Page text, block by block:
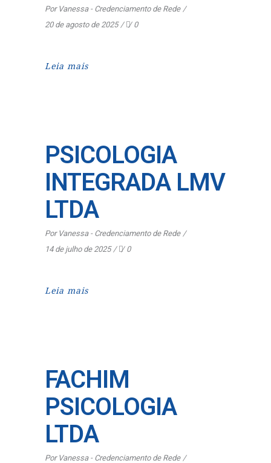
Por Vanessa - Credenciamento de Rede
20 de agosto de 2025
0
Leia mais
PSICOLOGIA
INTEGRADA LMV
LTDA
Por Vanessa - Credenciamento de Rede
14 de julho de 2025
0
Leia mais
FACHIM
PSICOLOGIA
LTDA
Por Vanessa - Credenciamento de Rede